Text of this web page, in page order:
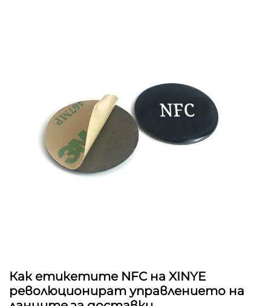
Как етикетите NFC на XINYE
революционират управлението на